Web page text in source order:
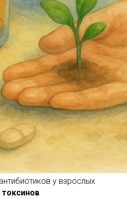
у взрослых